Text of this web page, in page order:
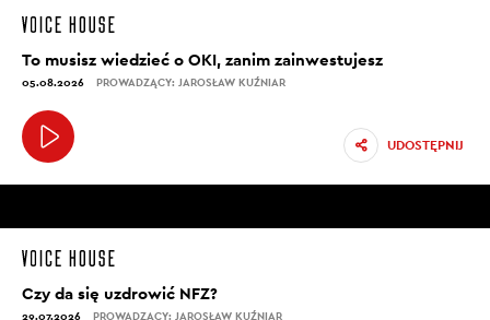
To musisz wiedzieć o OKI, zanim zainwestujesz
05.08.2026 PROWADZĄCY: JAROSŁAW KUŹNIAR
UDOSTĘPNIJ
Czy da się uzdrowić NFZ?
29.07.2026 PROWADZĄCY: JAROSŁAW KUŹNIAR